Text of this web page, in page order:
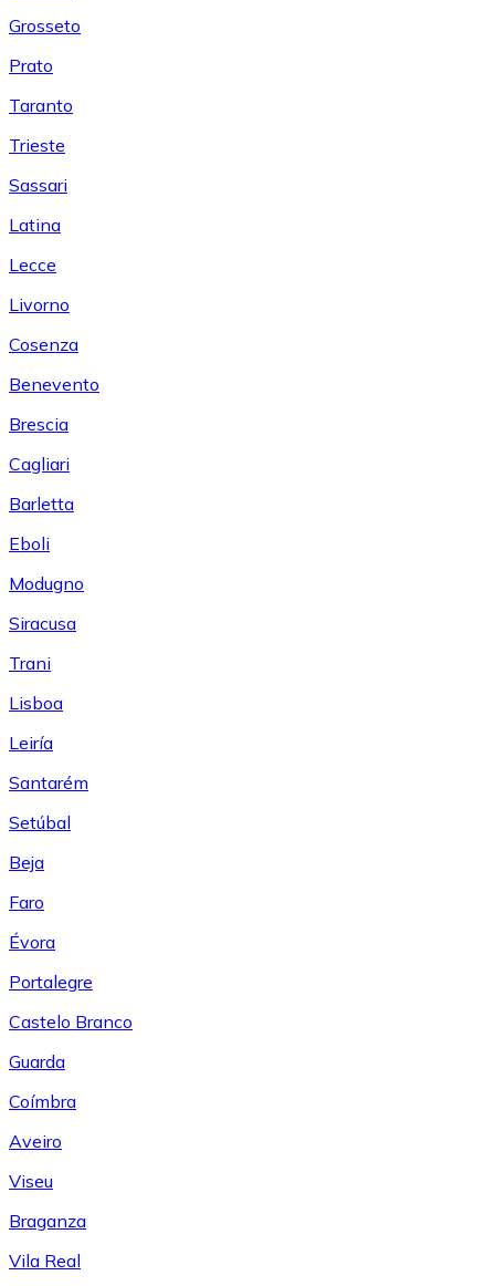
Grosseto
Prato
Taranto
Trieste
Sassari
Latina
Lecce
Livorno
Cosenza
Benevento
Brescia
Cagliari
Barletta
Eboli
Modugno
Siracusa
Trani
Lisboa
Leiría
Santarém
Setúbal
Beja
Faro
Évora
Portalegre
Castelo Branco
Guarda
Coímbra
Aveiro
Viseu
Braganza
Vila Real